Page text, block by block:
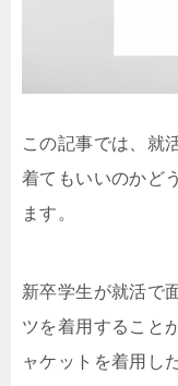
この記事では、就
着てもいいのかど
ます。
新卒学生が就活で
ツを着用すること
ャケットを着用し